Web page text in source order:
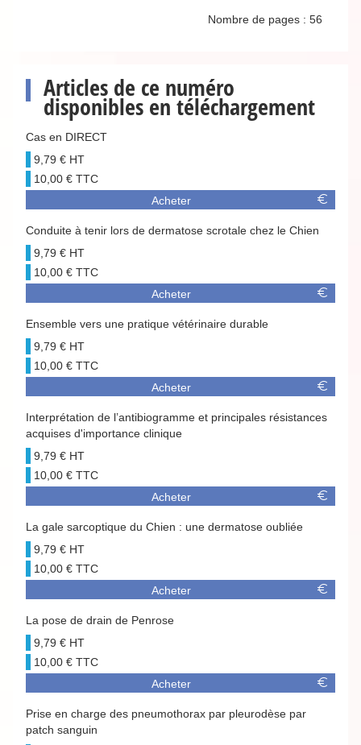
Nombre de pages : 56
Articles de ce numéro
disponibles en téléchargement
Cas en DIRECT
9,79 €
10,00 €
Acheter
Conduite à tenir lors de dermatose scrotale chez le Chien
9,79 €
10,00 €
Acheter
Ensemble vers une pratique vétérinaire durable
9,79 €
10,00 €
Acheter
Interprétation de l’antibiogramme et principales résistances
acquises d'importance clinique
9,79 €
10,00 €
Acheter
La gale sarcoptique du Chien : une dermatose oubliée
9,79 €
10,00 €
Acheter
La pose de drain de Penrose
9,79 €
10,00 €
Acheter
Prise en charge des pneumothorax par pleurodèse par
patch sanguin